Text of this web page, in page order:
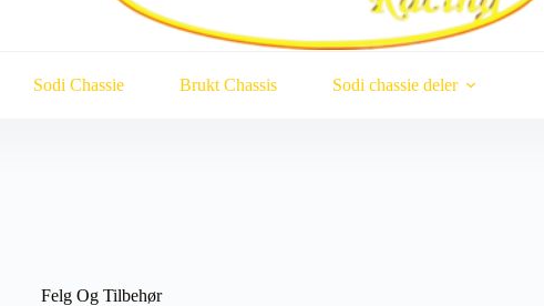
Sodi Chassie Brukt Chassis Sodi chassie deler
Felg Og Tilbehør